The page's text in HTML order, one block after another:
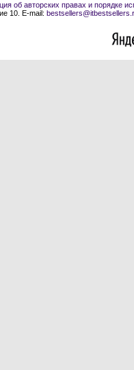
об авторских правах и порядке
10. E-mail: